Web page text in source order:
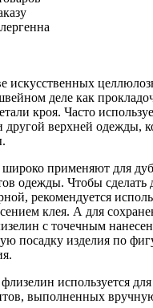
искусственных
деле как
кроя. Часто
другой верхней одежды,
применяют для
одежды. Чтобы сделать
рекомендуется
клея. А для
с точечным
посадку изделия по
используется
выполненных